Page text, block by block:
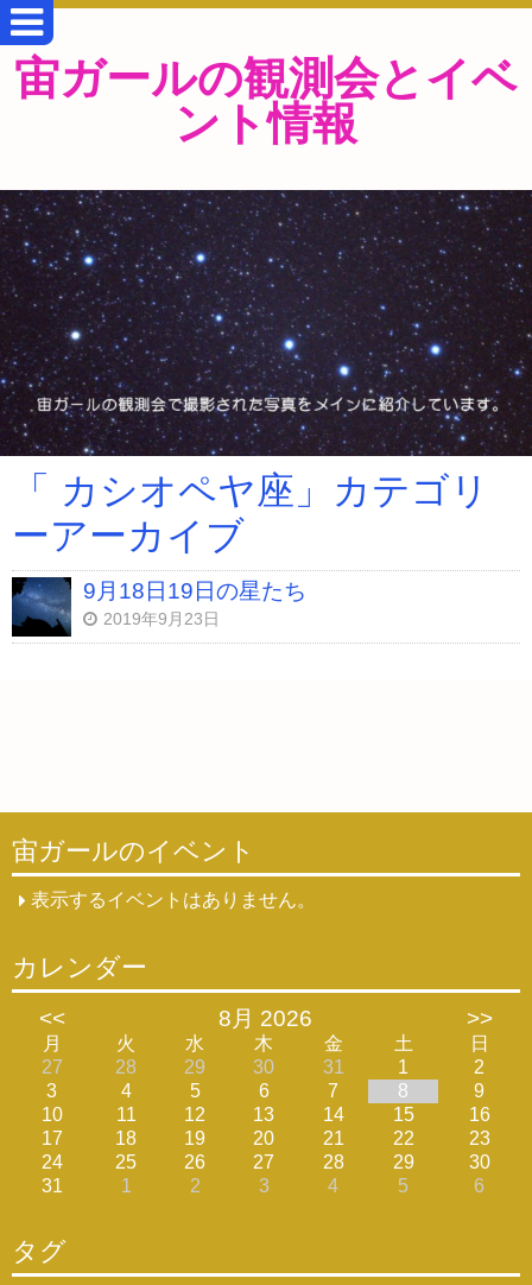
宙ガールの観測会とイベ
ント情報
「 カシオペヤ座」カテゴリ
ーアーカイブ
9月18日19日の星たち
2019年9月23日
宙ガールのイベント
表示するイベントはありません。
カレンダー
<< 8月 2026 >>
月 火 水 木 金 土
日
27
28 29 30 31 1
2
3
4 5 6 7 8
9
10
11 12 13 14 15
16
17
18 19 20 21 22
23
24
25 26 27 28 29
30
31
1 2 3 4 5 6
タグ